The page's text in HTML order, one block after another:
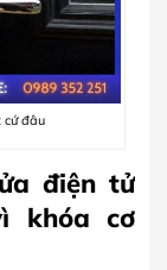
cứ đâu
điện tử
khóa cơ